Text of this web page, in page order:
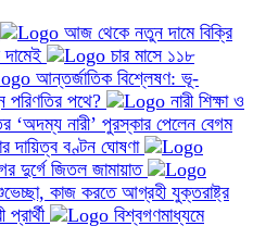
আজ থেকে নতুন দামে বিক্রি
চার মাসে ১১৮
আন্তর্জাতিক বিশ্লেষণ: ভূ-
পরিণতির পথে?
নারী শিক্ষা ও
‘অদম্য নারী’ পুরস্কার পেলেন বেগম
দায়িত্ব বণ্টন ঘোষণা
দুর্গে জিতল জামায়াত
কাজ করতে আগ্রহী যুক্তরাষ্ট্র
প্রার্থী
বিশ্বগণমাধ্যমে